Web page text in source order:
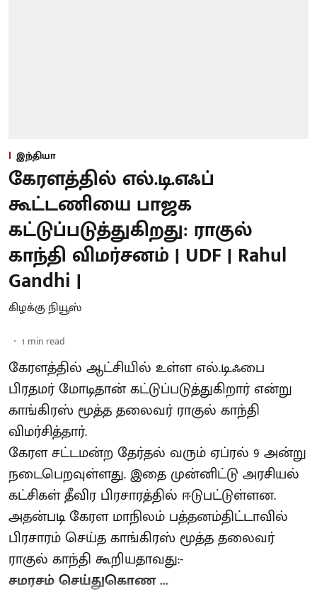
இந்தியா
கேரளத்தில் எல்.டி.எஃப்
கூட்டணியை பாஜக
கட்டுப்படுத்துகிறது: ராகுல்
காந்தி விமர்சனம் | UDF | Rahul
Gandhi |
கிழக்கு நியூஸ்
1 min read
கேரளத்தில் ஆட்சியில் உள்ள எல்.டி.ஃபை
பிரதமர் மோடிதான் கட்டுப்படுத்துகிறார் என்று
காங்கிரஸ் மூத்த தலைவர் ராகுல் காந்தி
விமர்சித்தார்.
கேரள சட்டமன்ற தேர்தல் வரும் ஏப்ரல் 9 அன்று
நடைபெறவுள்ளது. இதை முன்னிட்டு அரசியல்
கட்சிகள் தீவிர பிரசாரத்தில் ஈடுபட்டுள்ளன.
அதன்படி கேரள மாநிலம் பத்தனம்திட்டாவில்
பிரசாரம் செய்த காங்கிரஸ் மூத்த தலைவர்
ராகுல் காந்தி கூறியதாவது:-
சமரசம் செய்துகொண ...